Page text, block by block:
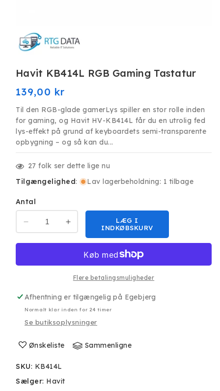
1
modus
Havit KB414L RGB Gaming Tastatur
Normalpris
139,00 kr
Til den RGB-glade gamerLys spiller en stor rolle inden
for gaming, og Havit HV-KB414L får du en utrolig fed
lys-effekt på grund af keyboardets semi-transparente
opbygning – og så kan du...
27 folk ser dette lige nu
Tilgængelighed: Lav lagerbeholdning: 1 tilbage
Antal
Reducer
antallet
KB414L
Tastatur
Øg
antallet
Havit
KB414L
RGB
Tastatur
LÆG I
INDKØBSKURV
Flere betalingsmuligheder
Afhentning er tilgængelig på Egebjerg
Normalt klar inden for 24 timer
Se butiksoplysninger
Ønskeliste Sammenligne
SKU: KB414L
Sælger: Havit